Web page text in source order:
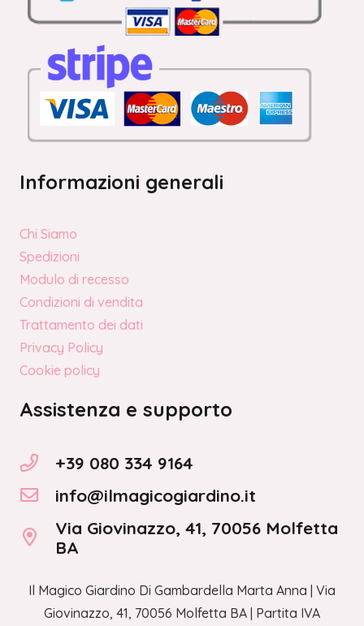
Informazioni generali
Chi Siamo
Spedizioni
Modulo di recesso
Condizioni di vendita
Trattamento dei dati
Privacy Policy
Cookie policy
Assistenza e supporto
+39 080 334 9164
info@ilmagicogiardino.it
Via Giovinazzo, 41, 70056 Molfetta
BA
Il Magico Giardino Di Gambardella Marta Anna | Via
Giovinazzo, 41, 70056 Molfetta BA | Partita IVA